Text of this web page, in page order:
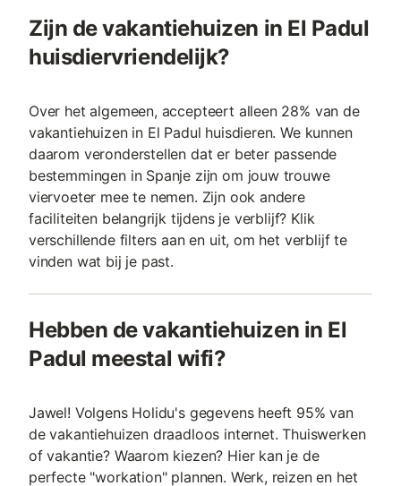
Zijn de vakantiehuizen in El Padul
huisdiervriendelijk?
Over het algemeen, accepteert alleen 28% van de
vakantiehuizen in El Padul huisdieren. We kunnen
daarom veronderstellen dat er beter passende
bestemmingen in Spanje zijn om jouw trouwe
viervoeter mee te nemen. Zijn ook andere
faciliteiten belangrijk tijdens je verblijf? Klik
verschillende filters aan en uit, om het verblijf te
vinden wat bij je past.
Hebben de vakantiehuizen in El
Padul meestal wifi?
Jawel! Volgens Holidu's gegevens heeft 95% van
de vakantiehuizen draadloos internet. Thuiswerken
of vakantie? Waarom kiezen? Hier kan je de
perfecte "workation" plannen. Werk, reizen en het